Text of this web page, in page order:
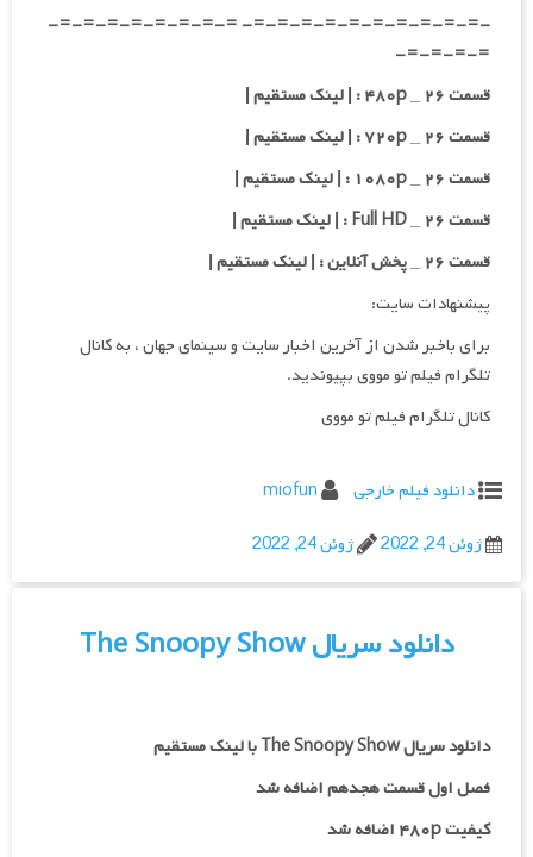
-=-=-=-=-=-=-=-=-=-=- =-=-=-=-=-=-=-=-
=-=-=-=-
قسمت ۲۶ _ ۴۸۰p : | لینک مستقیم |
قسمت ۲۶ _ ۷۲۰p : | لینک مستقیم |
قسمت ۲۶ _ ۱۰۸۰p : | لینک مستقیم |
قسمت ۲۶ _ Full HD : | لینک مستقیم |
قسمت ۲۶ _ پخش آنلاین : | لینک مستقیم |
پیشنهادات سایت:
برای باخبر شدن از آخرین اخبار سایت و سینمای جهان ، به کانال
تلگرام فیلم تو مووی بپیوندید.
کانال تلگرام فیلم تو مووی
دانلود فیلم خارجی
miofun
ژوئن 24, 2022
ژوئن 24, 2022
دانلود سریال The Snoopy Show
دانلود سریال The Snoopy Show با لینک مستقیم
فصل اول قسمت هجدهم اضافه شد
کیفیت ۴۸۰p اضافه شد